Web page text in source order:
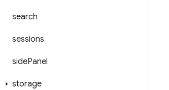
search
sessions
sidePanel
storage